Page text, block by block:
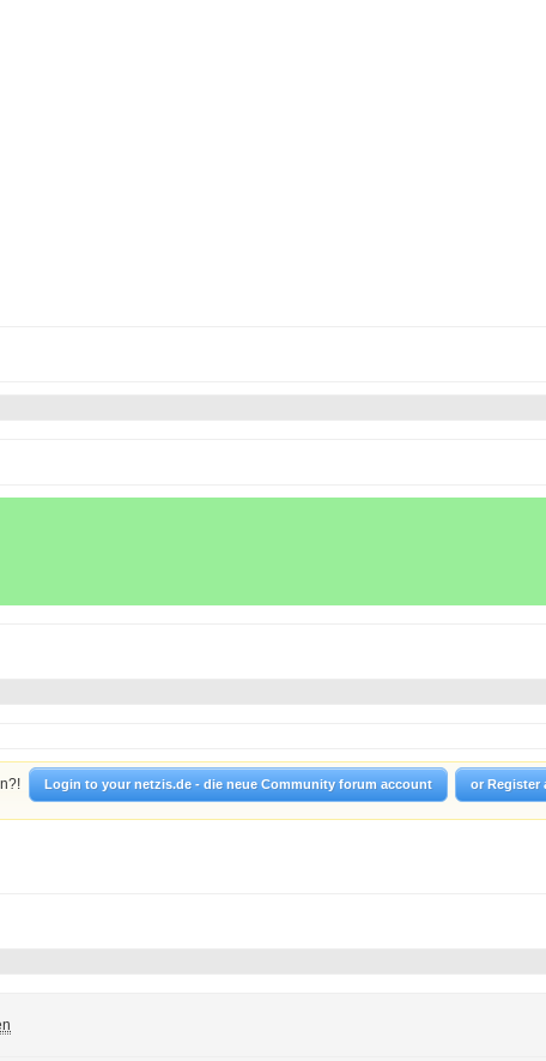
Login to your netzis.de - die neue Community forum account or Register